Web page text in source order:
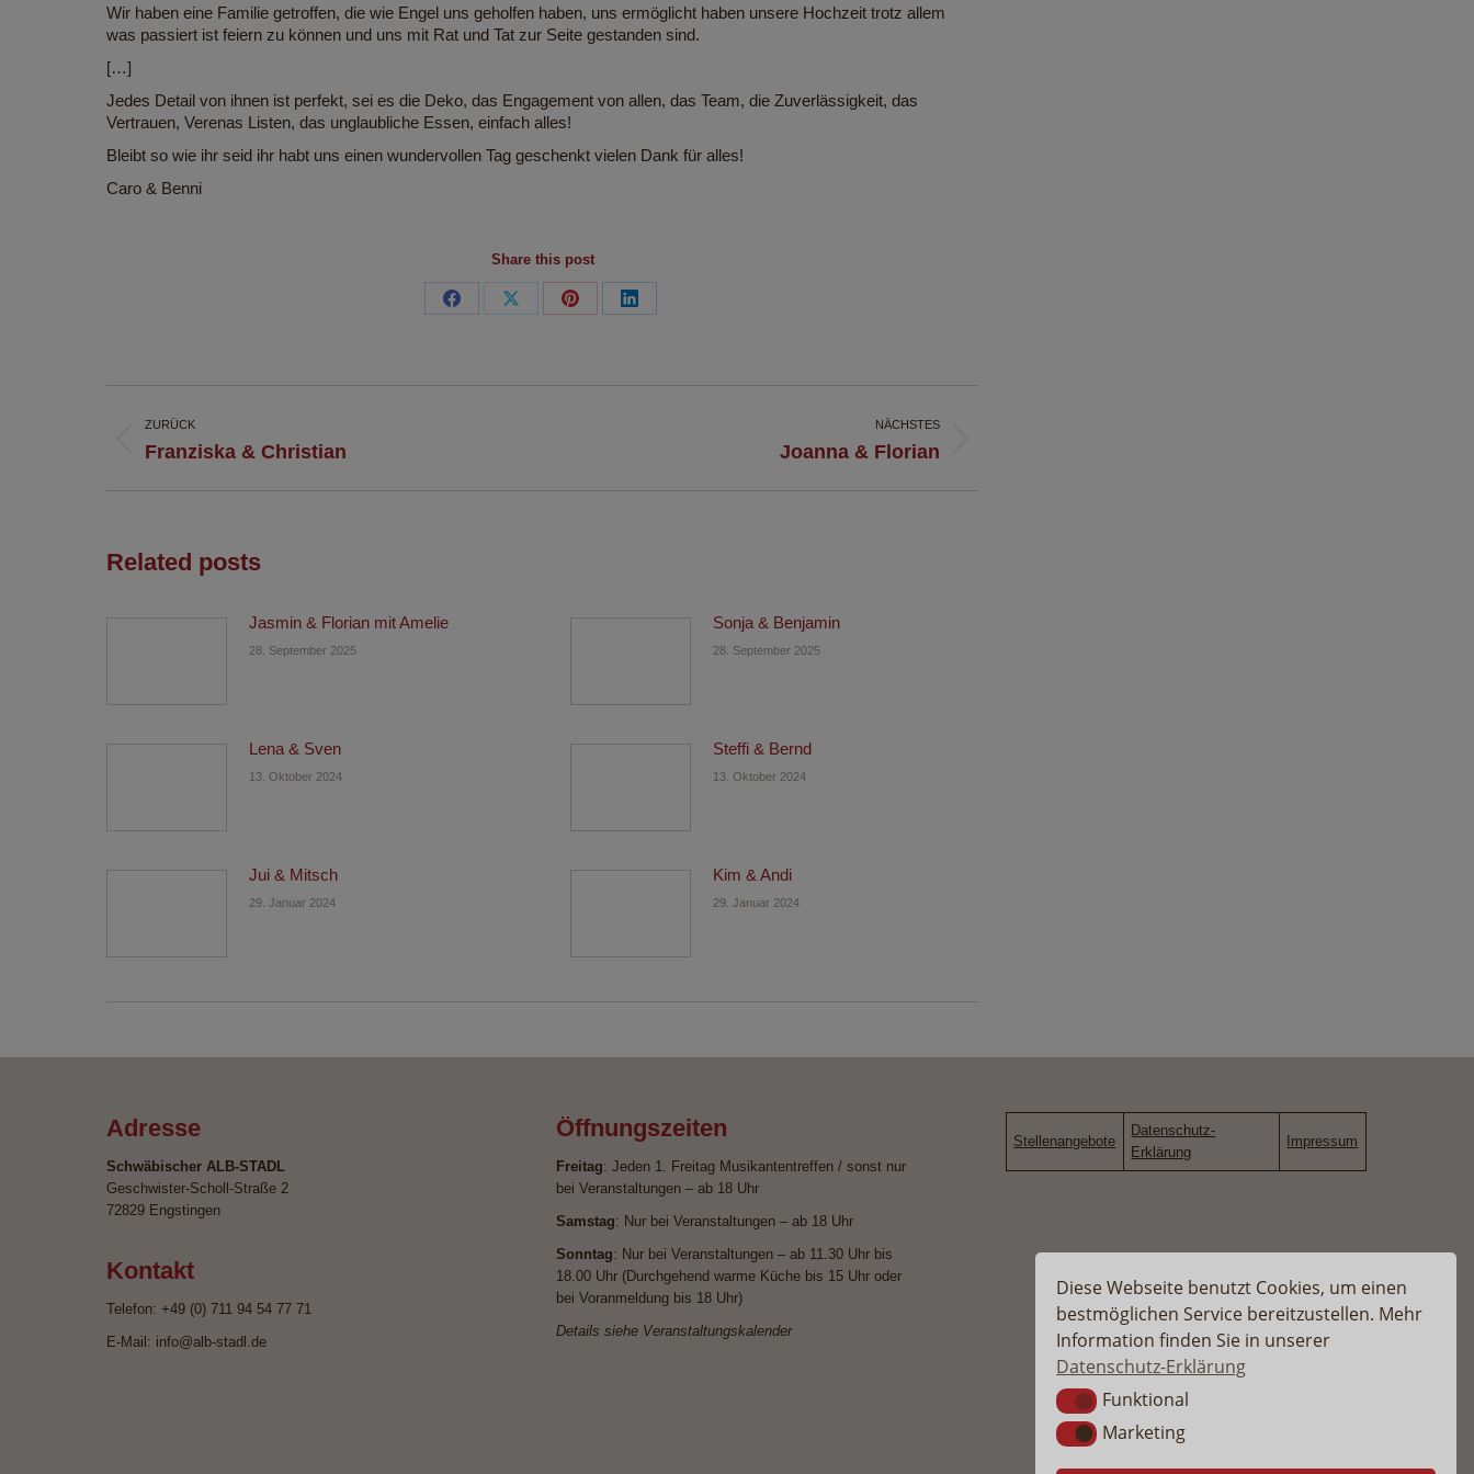
Wir haben eine Familie getroffen, die wie Engel uns geholfen haben, uns ermöglicht haben unsere Hochzeit trotz allem
was passiert ist feiern zu können und uns mit Rat und Tat zur Seite gestanden sind.
[…]
Jedes Detail von ihnen ist perfekt, sei es die Deko, das Engagement von allen, das Team, die Zuverlässigkeit, das
Vertrauen, Verenas Listen, das unglaubliche Essen, einfach alles!
Bleibt so wie ihr seid ihr habt uns einen wundervollen Tag geschenkt vielen Dank für alles!
Caro & Benni
Share this post
Share
Share
Share
Share
ZURÜCK
Vorheriger
Franziska & Christian
NÄCHSTES
Joanna & Florian
Related posts
Jasmin & Florian mit Amelie
28. September 2025
Sonja & Benjamin
28. September 2025
Lena & Sven
13. Oktober 2024
Steffi & Bernd
13. Oktober 2024
Jui & Mitsch
29. Januar 2024
Kim & Andi
29. Januar 2024
Adresse
Schwäbischer ALB-STADL
Geschwister-Scholl-Straße 2
72829 Engstingen
Kontakt
Telefon: +49 (0) 711 94 54 77 71
E-Mail: info@alb-stadl.de
Öffnungszeiten
Freitag: Jeden 1. Freitag Musikantentreffen / sonst nur
bei Veranstaltungen – ab 18 Uhr
Samstag: Nur bei Veranstaltungen – ab 18 Uhr
Sonntag: Nur bei Veranstaltungen – ab 11.30 Uhr bis
18.00 Uhr (Durchgehend warme Küche bis 15 Uhr oder
bei Voranmeldung bis 18 Uhr)
Details siehe Veranstaltungskalender
Stellenangebote
Datenschutz-
Erklärung
Impressum
Diese Webseite benutzt Cookies, um einen
bestmöglichen Service bereitzustellen. Mehr
Information finden Sie in unserer
Datenschutz-Erklärung
FunktionalFunktional
MarketingMarketing